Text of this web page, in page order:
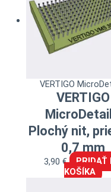
VERTIGO
VERTIGO
Plochý nit,
0,7 mm
3,90 €
PRIDAŤ
KOŠÍKA